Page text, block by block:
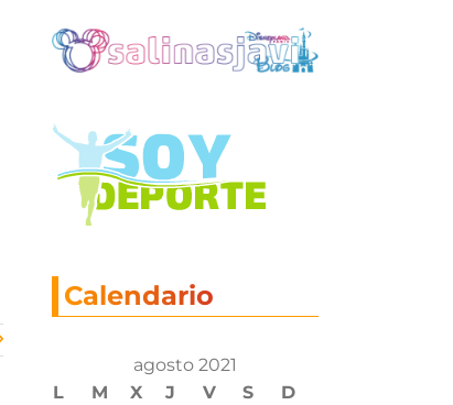
Calendario
agosto 2021
L
M X J V S
D